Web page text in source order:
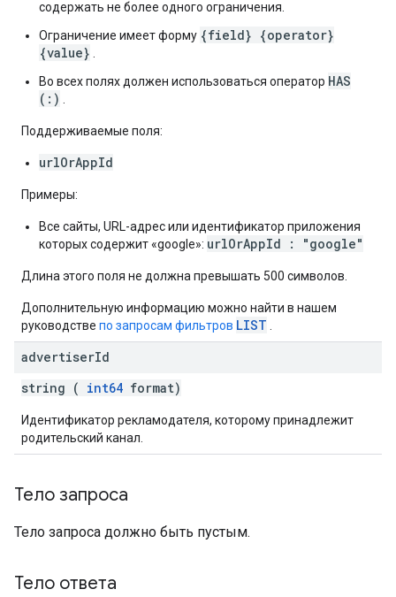
содержать не более одного ограничения.
Ограничение имеет форму {field} {operator}
{value}
Во всех полях должен использоваться оператор HAS
(:)
Поддерживаемые поля:
urlOrAppId
Примеры:
Все сайты, URL-адрес или идентификатор приложения
которых содержит «google»: urlOrAppId : "google"
Длина этого поля не должна превышать 500 символов.
Дополнительную информацию можно найти в нашем
руководстве по запросам фильтров LIST
advertiserId
string ( int64 format)
Идентификатор рекламодателя, которому принадлежит
родительский канал.
Тело запроса
Тело запроса должно быть пустым.
Тело ответа